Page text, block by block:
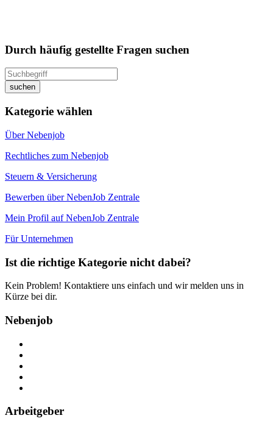
Durch häufig gestellte Fragen suchen
Kategorie wählen
Über Nebenjob
Rechtliches zum Nebenjob
Steuern & Versicherung
Bewerben über NebenJob Zentrale
Mein Profil auf NebenJob Zentrale
Für Unternehmen
Ist die richtige Kategorie nicht dabei?
Kein Problem! Kontaktiere uns einfach und wir melden uns in
Kürze bei dir.
Nebenjob
Arbeitgeber